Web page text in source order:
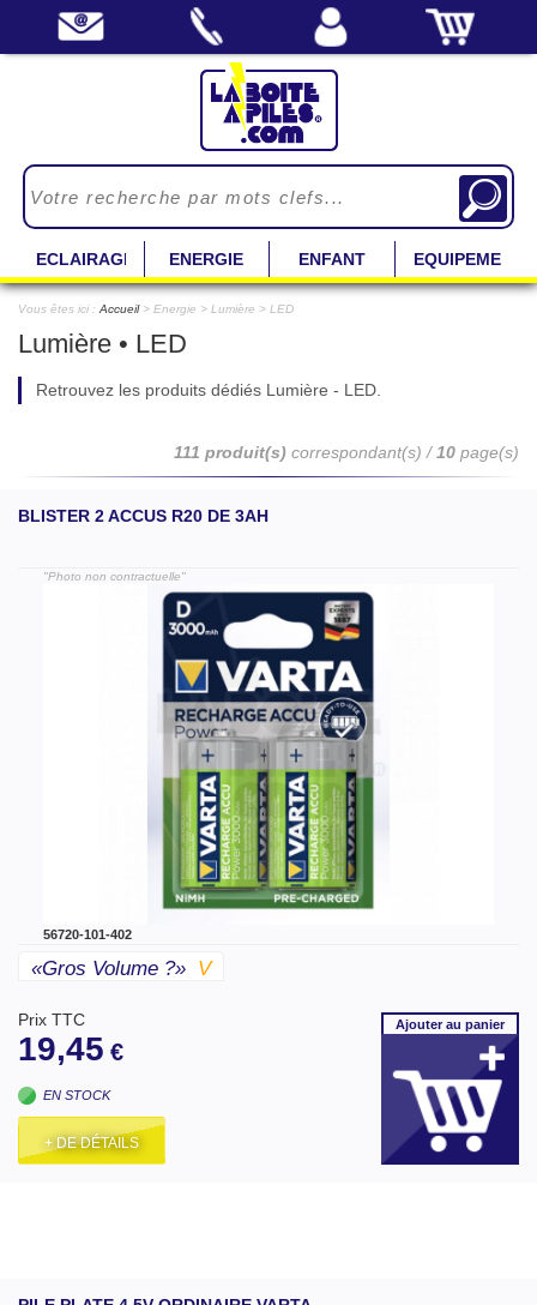
ECLAIRAGE ENERGIE ENFANT EQUIPEMENT
Vous êtes ici : Accueil> Energie > Lumière > LED
Lumière • LED
Retrouvez les produits dédiés Lumière - LED.
111 produit(s) correspondant(s) /10 page(s)
BLISTER 2 ACCUS R20 DE 3AH
"Photo non contractuelle"
56720-101-402
«gros Volume ?» V
Prix TTC
19,45 €
EN STOCK
+ DE DÉTAILS
Ajouterau panier